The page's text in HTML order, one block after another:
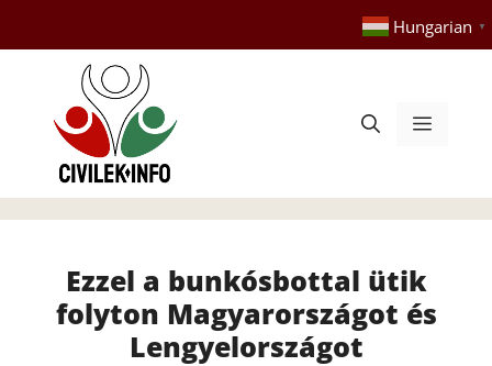
tartalomba
Hungarian ▼
Menü
Ezzel a bunkósbottal ütik
folyton Magyarországot és
Lengyelországot